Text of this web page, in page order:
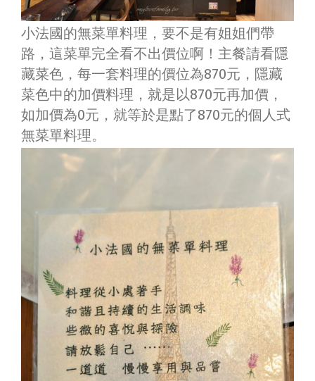
小法國的無菜單料理，要不是有姐姐們帶
路，這菜單完全看不出價位啊！主餐請看隱
藏菜色，每一套料理的價位為870元，隱藏
菜色中的加價料理，就是以870元再加價，
如加價為0元，就等於是點了870元的個人式
無菜單料理。